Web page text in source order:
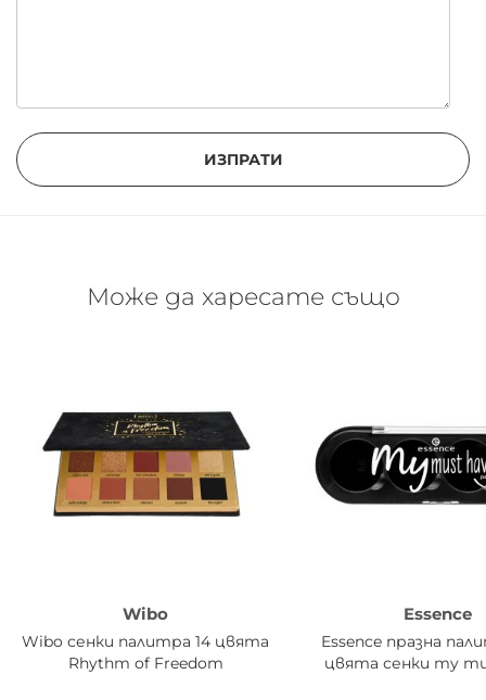
ИЗПРАТИ
Може да харесате също
Wibo
Wibo сенки палитра 14 цвята
Rhythm of Freedom
Essence
Essence празна
цвята сенки my